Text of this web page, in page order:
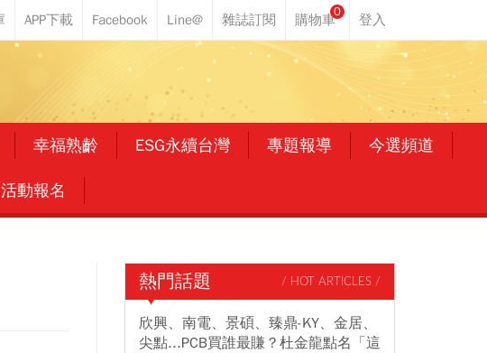
0
幸福熟齡 ESG永續台灣 專題報導 今選頻道
活動報名
熱門話題 / HOT ARTICLES /
欣興、南電、景碩、臻鼎-KY、金居、
尖點...PCB買誰最賺？杜金龍點名「這